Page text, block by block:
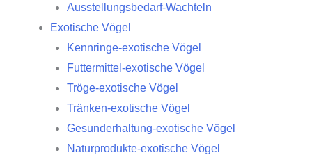
Ausstellungsbedarf-Wachteln
Exotische Vögel
Kennringe-exotische Vögel
Futtermittel-exotische Vögel
Tröge-exotische Vögel
Tränken-exotische Vögel
Gesunderhaltung-exotische Vögel
Naturprodukte-exotische Vögel